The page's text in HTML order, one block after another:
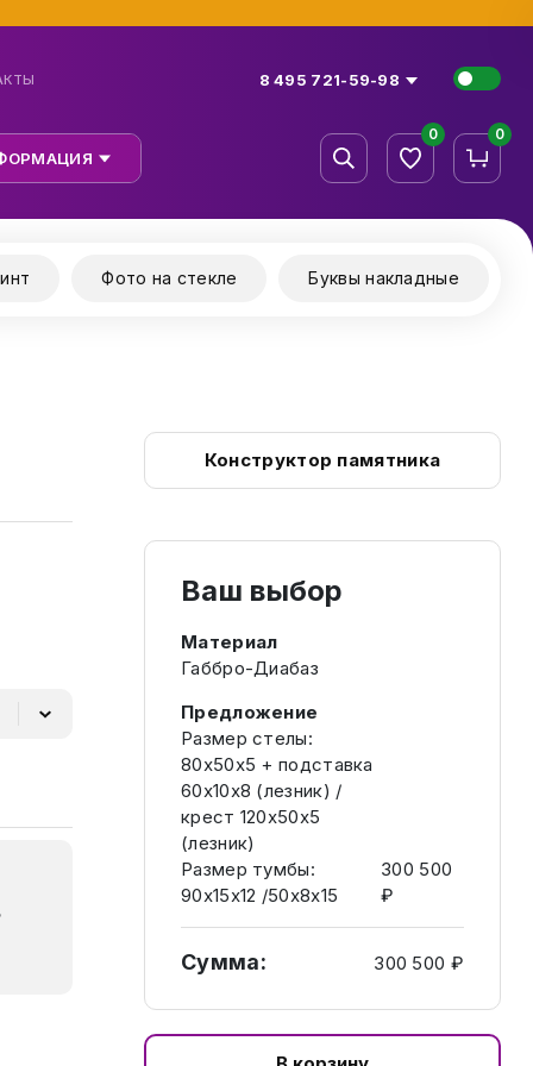
8 495 721-59-98
0 0
Фото на стекле Буквы накладные
Конструктор памятника
Ваш выбор
Материал
Габбро-Диабаз
Предложение
Размер стелы:
80х50х5 + подставка
60х10х8 (лезник) /
крест 120х50х5
(лезник)
Размер тумбы:
90х15х12 /50х8х15
300 500
₽
Сумма: 300 500 ₽